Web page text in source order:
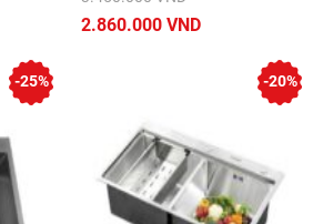
2.860.000 VND
-25% -20%